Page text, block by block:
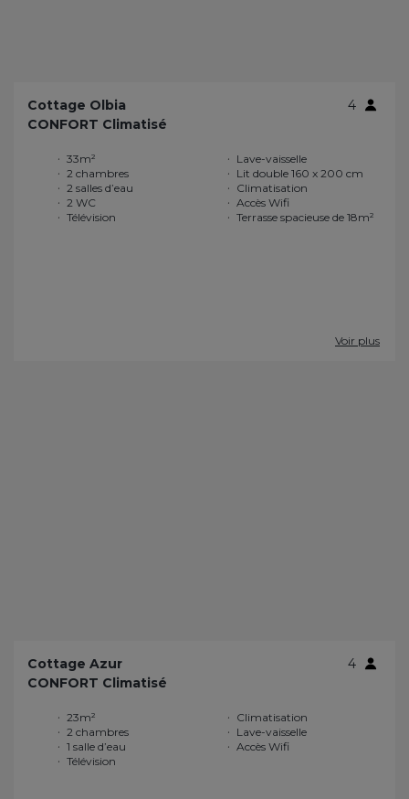
Cottage Olbia
4
CONFORT Climatisé
33m²
2 chambres
2 salles d’eau
2 WC
Télévision
Lave-vaisselle
Lit double 160 x 200 cm
Climatisation
Accès Wifi
Terrasse spacieuse de 18m²
Voir plus
Cottage Azur
4
CONFORT Climatisé
23m²
2 chambres
1 salle d’eau
Télévision
Climatisation
Lave-vaisselle
Accès Wifi